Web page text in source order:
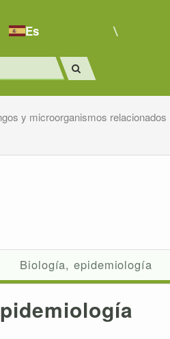
Es
y microorganismos relacionados
Biología, epidemiología